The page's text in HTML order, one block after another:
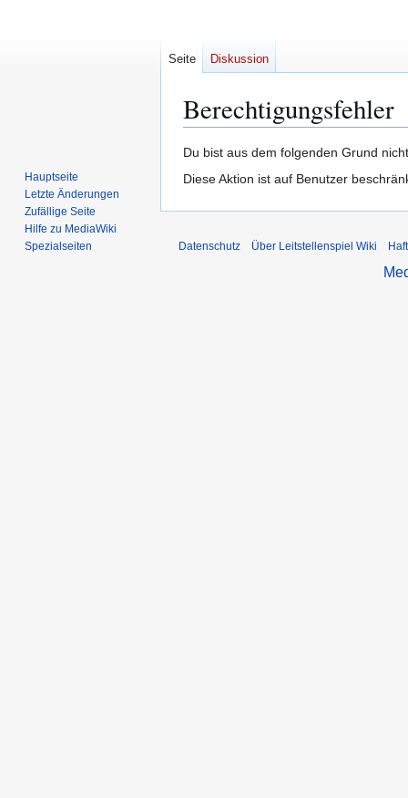
Berechtigungsfehler
Zur
Navigation
Zur
Suche
Du bist aus dem folgenden Grund
Diese Aktion ist auf Benutzer
Seite Diskussion
Hauptseite
Letzte Änderungen
Zufällige Seite
Hilfe zu MediaWiki
Spezialseiten
Datenschutz Über Leitstellenspiel Wiki